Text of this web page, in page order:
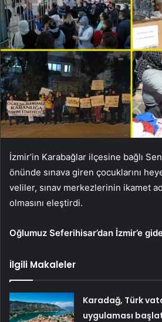
İzmir’in Karabağlar ilçesine bağlı
önünde sınava giren çocuklarını
veliler, sınav merkezlerinin ikamet
olmasını eleştirdi.
Oğlumuz Seferihisar’dan İzmir’e
İlgili Makaleler
Karadağ, Türk
uygulaması